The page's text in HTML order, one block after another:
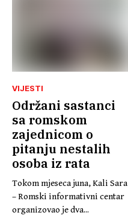
VIJESTI
Održani sastanci
sa romskom
zajednicom o
pitanju nestalih
osoba iz rata
Tokom mjeseca juna, Kali Sara
– Romski informativni centar
organizovao je dva...